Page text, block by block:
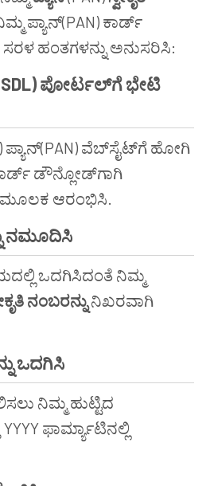
ಪ್ಯಾನ್(PAN) ಕಾರ್ಡ್
ಹಂತಗಳನ್ನು ಅನುಸರಿಸಿ:
ಪೋರ್ಟಲ್ಗೆಭೇಟಿ
ವೆಬ್‌ಸೈಟ್‌ಗೆ ಹೋಗಿ
ಕಾರ್ಡ್ ಡೌನ್ಲೋಡ್‌ಗಾಗಿ
ಮೂಲಕ ಆರಂಭಿಸಿ.
ನಮೂದಿಸಿ
ಒದಗಿಸಿದಂತೆ ನಿಮ್ಮ
ನಂಬರನ್ನುನಿಖರವಾಗಿ
ಒದಗಿಸಿ
ನಿಮ್ಮ ಹುಟ್ಟಿದ
ಫಾರ್ಮ್ಯಾಟಿನಲ್ಲಿ